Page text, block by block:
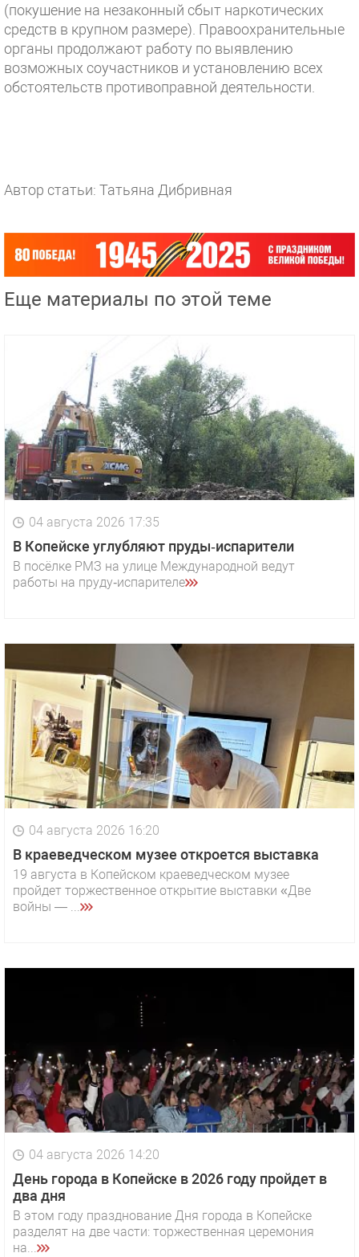
(покушение на незаконный сбыт наркотических
средств в крупном размере). Правоохранительные
органы продолжают работу по выявлению
возможных соучастников и установлению всех
обстоятельств противоправной деятельности.
Автор статьи: Татьяна Дибривная
Еще материалы по этой теме
04 августа 2026 17:35
В Копейске углубляют пруды‑испарители
В посёлке РМЗ на улице Международной ведут
работы на пруду‑испарителе
04 августа 2026 16:20
В краеведческом музее откроется выставка
19 августа в Копейском краеведческом музее
пройдет торжественное открытие выставки «Две
войны — ...
04 августа 2026 14:20
День города в Копейске в 2026 году пройдет в
два дня
В этом году празднование Дня города в Копейске
разделят на две части: торжественная церемония
на...